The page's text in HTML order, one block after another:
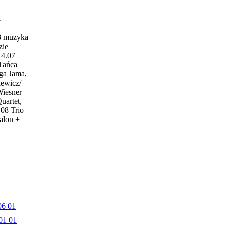
muzyka
Jama,
Trio
+